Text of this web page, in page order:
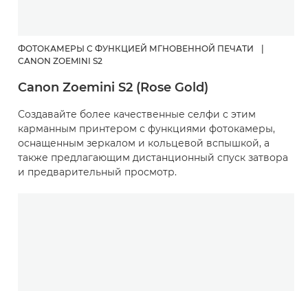
ФОТОКАМЕРЫ С ФУНКЦИЕЙ МГНОВЕННОЙ ПЕЧАТИ
CANON ZOEMINI S2
Canon Zoemini S2 (Rose Gold)
Создавайте более качественные селфи с этим
карманным принтером с функциями фотокамеры,
оснащенным зеркалом и кольцевой вспышкой, а
также предлагающим дистанционный спуск затвора
и предварительный просмотр.